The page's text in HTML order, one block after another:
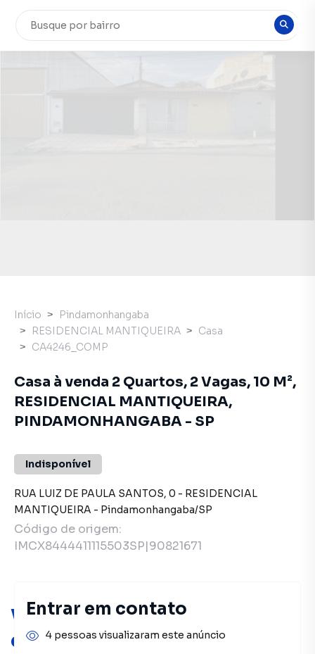
Você pode encontrar novas
oportunidades!
Início
Pindamonhangaba
RESIDENCIAL MANTIQUEIRA
Casa
CA4246_COMP
Casa à venda 2 Quartos, 2 Vagas, 10 M²,
RESIDENCIAL MANTIQUEIRA,
PINDAMONHANGABA - SP
Indisponível
RUA LUIZ DE PAULA SANTOS, 0 - RESIDENCIAL
MANTIQUEIRA - Pindamonhangaba/SP
Código de origem:
IMCX8444411115503SP|90821671
Entrar em contato
4 pessoas visualizaram este anúncio